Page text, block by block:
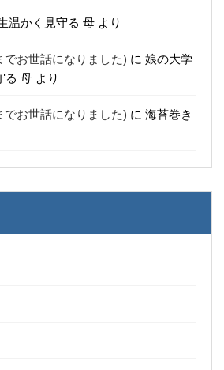
温かく見守る 母 より
お世話になりました) に 娘の大学
る 母 より
お世話になりました) に 海苔巻き